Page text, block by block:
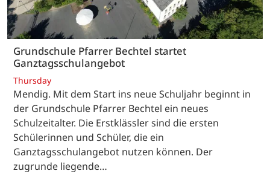
Grundschule Pfarrer Bechtel startet
Ganztagsschulangebot
Thursday
Mendig. Mit dem Start ins neue Schuljahr beginnt in
der Grundschule Pfarrer Bechtel ein neues
Schulzeitalter. Die Erstklässler sind die ersten
Schülerinnen und Schüler, die ein
Ganztagsschulangebot nutzen können. Der
zugrunde liegende…